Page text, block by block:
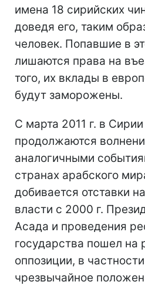
имена 18 сирийских
доведя его, таким
человек. Попавшие в
лишаются права на
того, их вклады в
будут заморожены.
С марта 2011 г. в Сирии
продолжаются
аналогичными
странах арабского
добивается отставки
власти с 2000 г.
Асада и проведения
государства пошел на
оппозиции, в
чрезвычайное